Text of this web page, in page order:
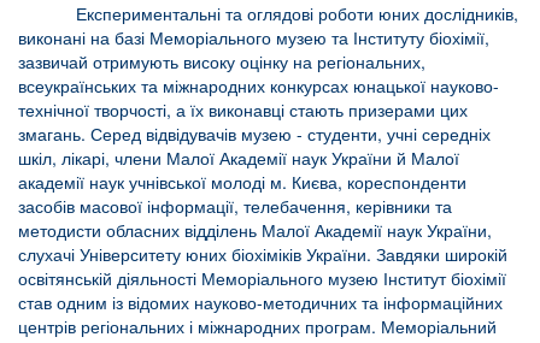
Експериментальні та оглядові роботи юних дослідників,
виконані на базі Меморіального музею та Інституту біохімії,
зазвичай отримують високу оцінку на регіональних,
всеукраїнських та міжнародних конкурсах юнацької науково-
технічної творчості, а їх виконавці стають призерами цих
змагань. Серед відвідувачів музею - студенти, учні середніх
шкіл, лікарі, члени Малої Академії наук України й Малої
академії наук учнівської молоді м. Києва, кореспонденти
засобів масової інформації, телебачення, керівники та
методисти обласних відділень Малої Академії наук України,
слухачі Університету юних біохіміків України. Завдяки широкій
освітянській діяльності Меморіального музею Інститут біохімії
став одним із відомих науково-методичних та інформаційних
центрів регіональних і міжнародних програм. Меморіальний